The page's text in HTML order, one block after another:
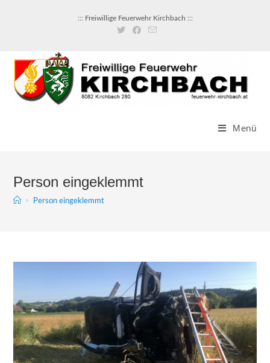
::: Freiwillige Feuerwehr Kirchbach :::
Menü
Person eingeklemmt
> Person eingeklemmt